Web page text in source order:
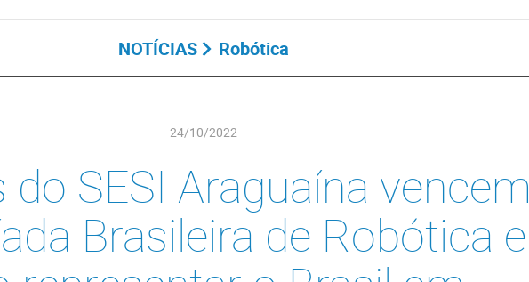
NOTÍCIAS Robótica
24/10/2022
do SESI Araguaína vencem
Brasileira de Robótica e